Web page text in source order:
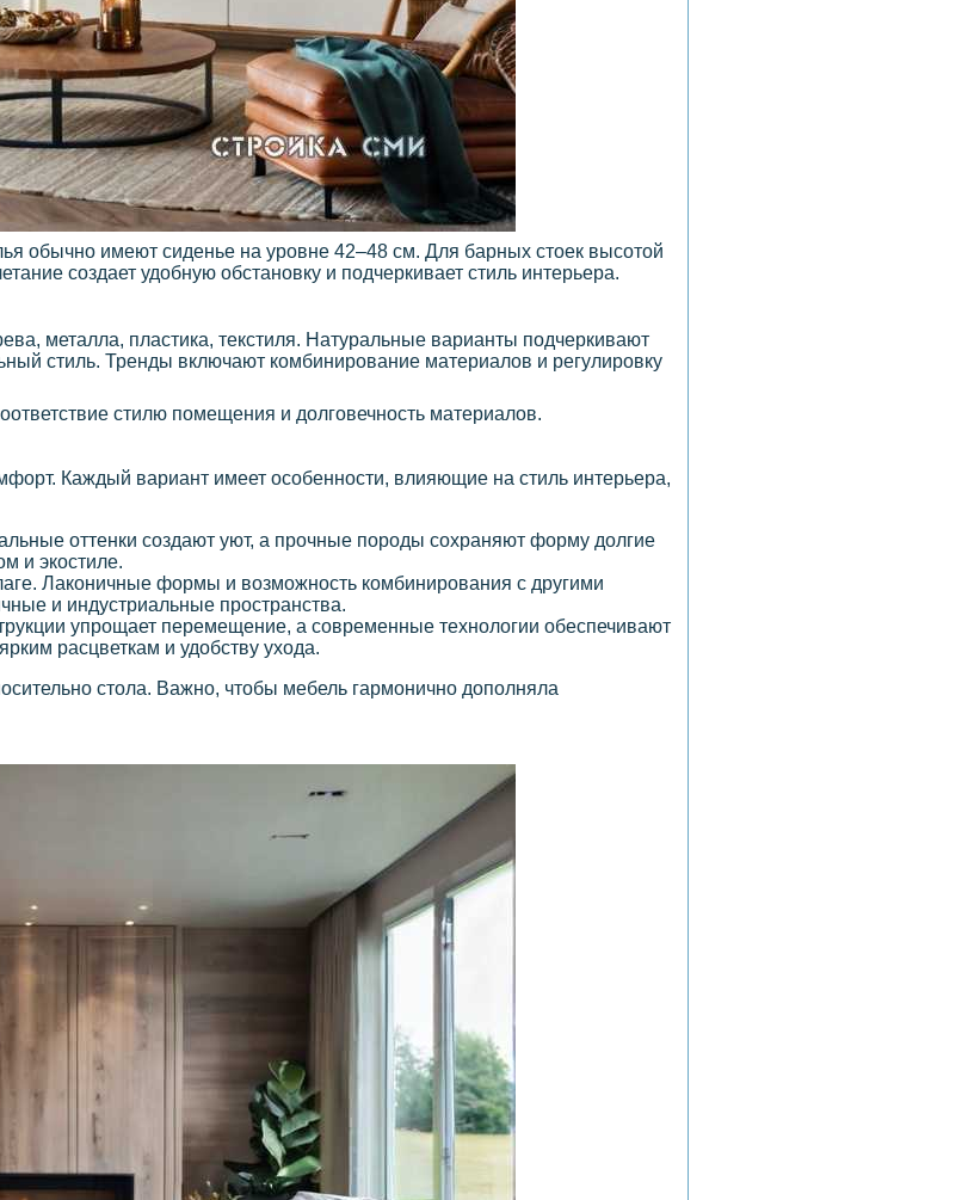
обычно имеют сиденье на уровне 42–48 см. Для барных стоек высотой
создает удобную обстановку и подчеркивает стиль интерьера.
металла, пластика, текстиля. Натуральные варианты подчеркивают
стиль. Тренды включают комбинирование материалов и регулировку
стилю помещения и долговечность материалов.
Каждый вариант имеет особенности, влияющие на стиль интерьера,
оттенки создают уют, а прочные породы сохраняют форму долгие
и экостиле.
Лаконичные формы и возможность комбинирования с другими
и индустриальные пространства.
упрощает перемещение, а современные технологии обеспечивают
расцветкам и удобству ухода.
стола. Важно, чтобы мебель гармонично дополняла